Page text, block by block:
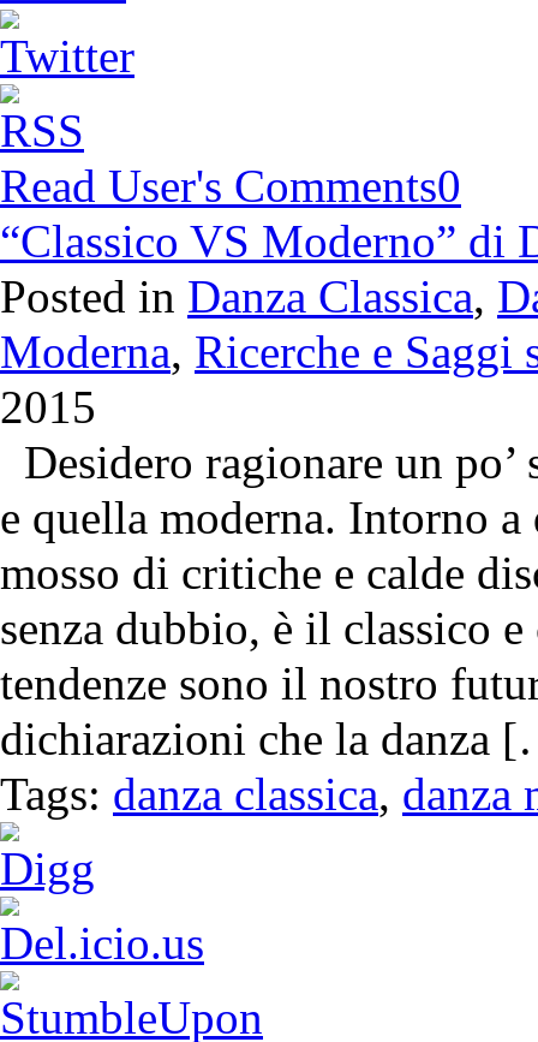
Read User's Comments0
“Classico VS Moderno” di
Posted in Danza Classica,
Moderna, Ricerche e
2015
Desidero ragionare un po’
e quella moderna. Intorno a
mosso di critiche e calde
senza dubbio, è il classico
tendenze sono il nostro
dichiarazioni che la danza
Tags: danza classica, danza